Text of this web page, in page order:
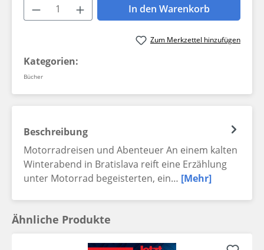
Produkt Anzahl: Gib den
In den Warenkorb
Zum Merkzettel hinzufügen
Kategorien:
Bücher
Beschreibung
Motorradreisen und Abenteuer An einem kalten
Winterabend in Bratislava reift eine Erzählung
unter Motorrad begeisterten, ein… [Mehr]
Ähnliche Produkte